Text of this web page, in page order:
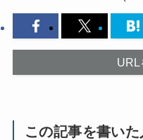
URL
この記事を書いた